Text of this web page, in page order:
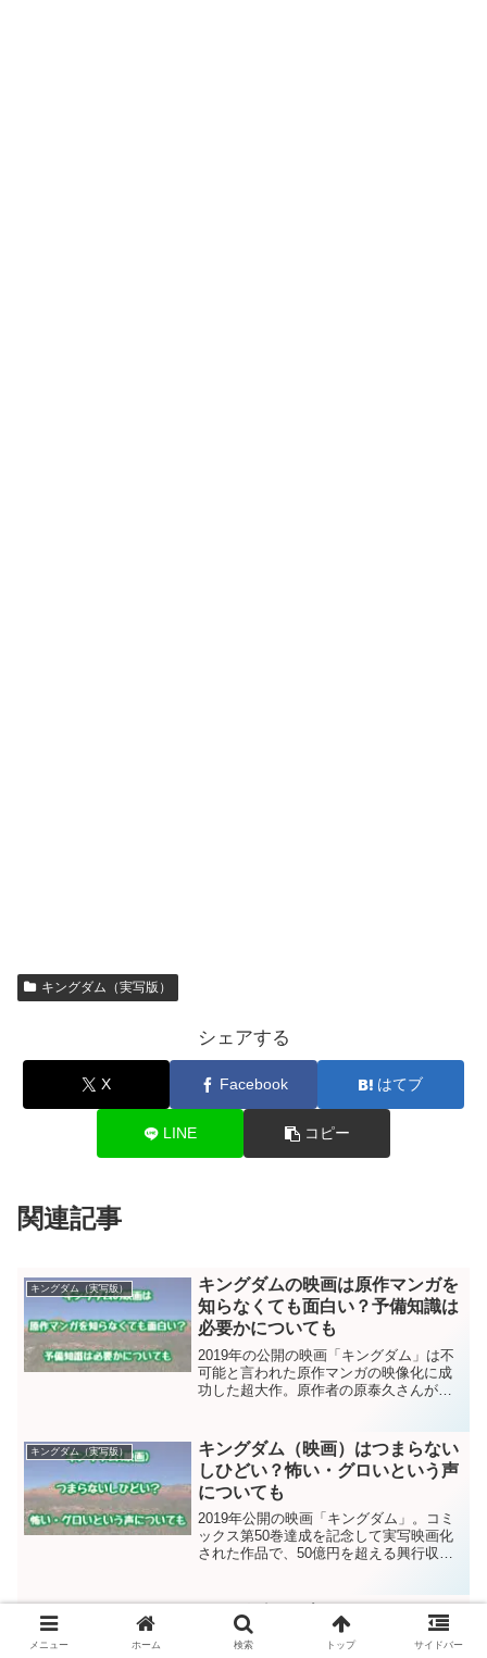
キングダム（実写版）
シェアする
X Facebook はてブ
LINE コピー
関連記事
キングダム（実写版）
キングダムの映画は原作マンガを
知らなくても面白い？予備知識は
必要かについても
2019年の公開の映画「キングダム」は不
可能と言われた原作マンガの映像化に成
功した超大作。原作者の原泰久さんが
す。ここで気になるのは 映画「キングダ
ム」は原作マンガやアニ...
キングダム（実写版）
キングダム（映画）はつまらない
しひどい？怖い・グロいという声
についても
2019年公開の映画「キングダム」。コミ
ックス第50巻達成を記念して実写映画化
された作品で、50億円を超える興行収入
えます。一方で「つまらない」「ひど
い」「面白くない」...
キングダム（実写版）
キングダム（映画）バジオウはな
ぜ弱い？原作との違いや役者につ
メニュー ホーム 検索 トップ サイドバー